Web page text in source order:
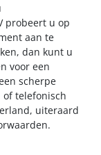
probeert u op
aan te
dan kunt u
voor een
scherpe
of telefonisch
uiteraard